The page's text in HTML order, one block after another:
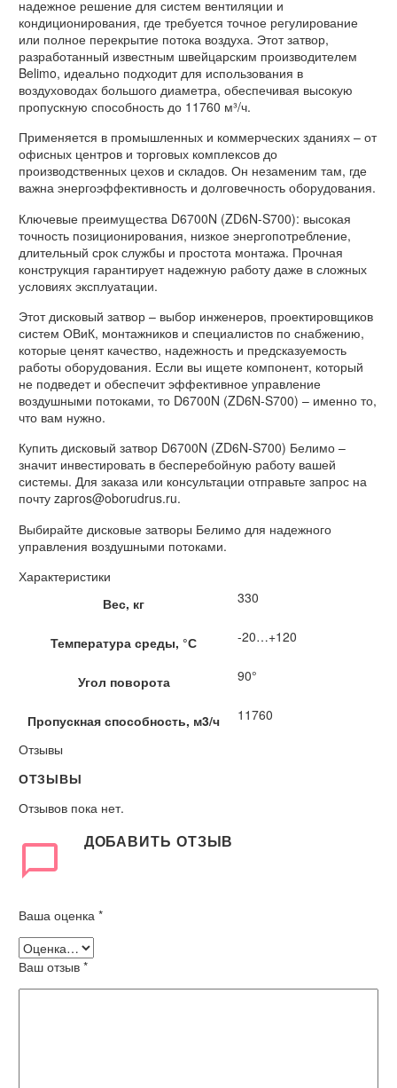
надежное решение для систем вентиляции и
кондиционирования, где требуется точное регулирование
или полное перекрытие потока воздуха. Этот затвор,
разработанный известным швейцарским производителем
Belimo, идеально подходит для использования в
воздуховодах большого диаметра, обеспечивая высокую
пропускную способность до 11760 м³/ч.
Применяется в промышленных и коммерческих зданиях – от
офисных центров и торговых комплексов до
производственных цехов и складов. Он незаменим там, где
важна энергоэффективность и долговечность оборудования.
Ключевые преимущества D6700N (ZD6N-S700): высокая
точность позиционирования, низкое энергопотребление,
длительный срок службы и простота монтажа. Прочная
конструкция гарантирует надежную работу даже в сложных
условиях эксплуатации.
Этот дисковый затвор – выбор инженеров, проектировщиков
систем ОВиК, монтажников и специалистов по снабжению,
которые ценят качество, надежность и предсказуемость
работы оборудования. Если вы ищете компонент, который
не подведет и обеспечит эффективное управление
воздушными потоками, то D6700N (ZD6N-S700) – именно то,
что вам нужно.
Купить дисковый затвор D6700N (ZD6N-S700) Белимо –
значит инвестировать в бесперебойную работу вашей
системы. Для заказа или консультации отправьте запрос на
почту zapros@oborudrus.ru.
Выбирайте дисковые затворы Белимо для надежного
управления воздушными потоками.
Характеристики
Вес, кг
330
Температура среды, °С -20…+120
Угол поворота 90°
Пропускная способность, м3/ч
11760
Отзывы
ОТЗЫВЫ
Отзывов пока нет.
ДОБАВИТЬ ОТЗЫВ
Ваша оценка *
Ваш отзыв *